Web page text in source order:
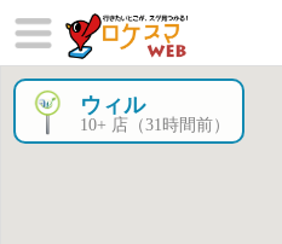
ウィル
10+ 店（31時間前）